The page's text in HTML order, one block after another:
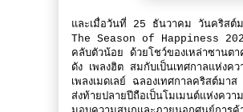
และเมื่อวันที่ 25 ธันวาคม วันคริสต์
The Season of Happiness
คลับตัวน้อย ด้วยโชว์ของเหล่าซาน
ดัง เพลงฮิต สมกับเป็นเทศกาลแห่ง
เพลงเมดเลย์ ฉลองเทศกาลคริสต์ม
ส่งท้ายปลายปีถือเป็นโมเมนต์แห่งค